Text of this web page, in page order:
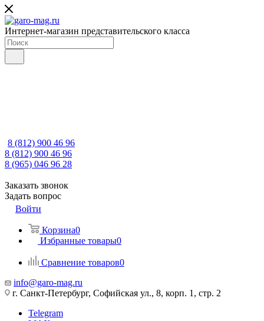
Интернет-магазин представительского класса
8 (812) 900 46 96
8 (812) 900 46 96
8 (965) 046 96 28
Заказать звонок
Задать вопрос
Войти
Корзина0
Избранные товары0
Сравнение товаров0
info@garo-mag.ru
г. Санкт-Петербург, Софийская ул., 8, корп. 1, стр. 2
Telegram